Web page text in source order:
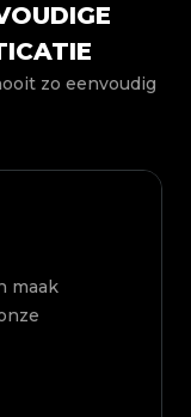
zo eenvoudig
maak